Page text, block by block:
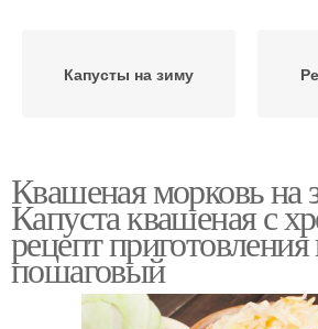
Капусты на зиму
Капуста с морковью
Квашеная морковь на
Капуста квашеная с
рецепт
пошаговый